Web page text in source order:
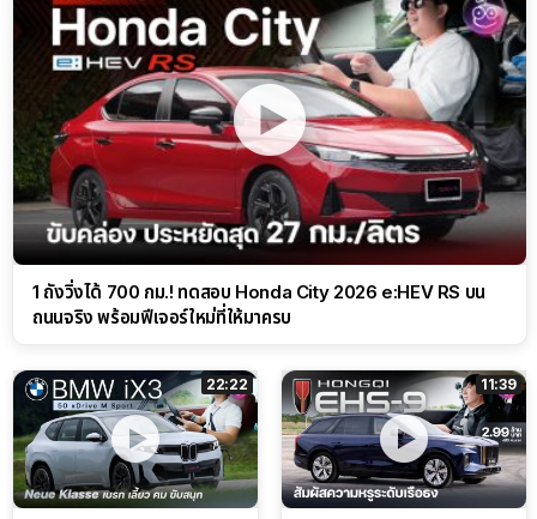
1 ถังวิ่งได้ 700 กม.! ทดสอบ Honda City 2026 e:HEV RS บน
ถนนจริง พร้อมฟีเจอร์ใหม่ที่ให้มาครบ
22:22 11:39